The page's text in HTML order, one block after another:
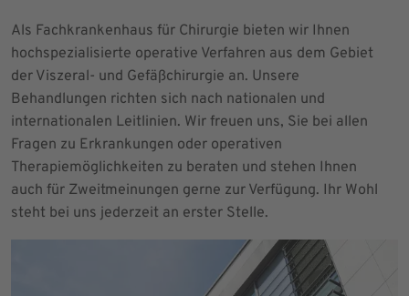
Als Fachkrankenhaus für Chirurgie bieten wir Ihnen
hochspezialisierte operative Verfahren aus dem Gebiet
der Viszeral- und Gefäßchirurgie an. Unsere
Behandlungen richten sich nach nationalen und
internationalen Leitlinien. Wir freuen uns, Sie bei allen
Fragen zu Erkrankungen oder operativen
Therapiemöglichkeiten zu beraten und stehen Ihnen
auch für Zweitmeinungen gerne zur Verfügung. Ihr Wohl
steht bei uns jederzeit an erster Stelle.